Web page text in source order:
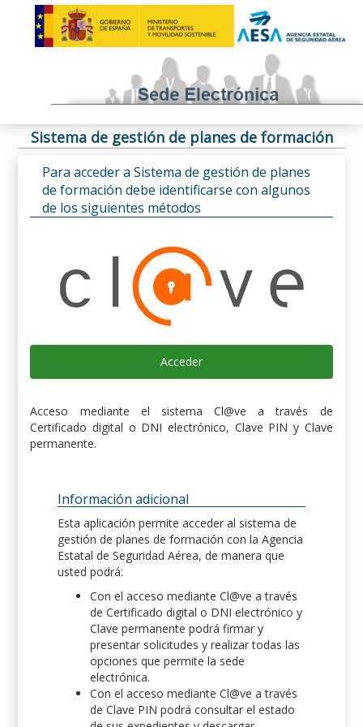
Sistema de gestión de planes de formación
Para acceder a Sistema de gestión de planes
de formación debe identificarse con algunos
de los siguientes métodos
Acceder
Acceso mediante el sistema Cl@ve a través de
Certificado digital o DNI electrónico, Clave PIN y Clave
permanente.
Información adicional
Esta aplicación permite acceder al sistema de
gestión de planes de formación con la Agencia
Estatal de Seguridad Aérea, de manera que
usted podrá:
Con el acceso mediante Cl@ve a través
de Certificado digital o DNI electrónico y
Clave permanente podrá firmar y
presentar solicitudes y realizar todas las
opciones que permite la sede
electrónica.
Con el acceso mediante Cl@ve a través
de Clave PIN podrá consultar el estado